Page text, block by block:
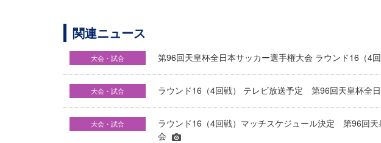
関連ニュース
大会・試合 第96回天皇杯全日本サッカー選手権大会 ラウンド16（4
大会・試合 ラウンド16（4回戦） テレビ放送予定 第96回天皇杯全
大会・試合
ラウンド16（4回戦）マッチスケジュール決定 第96回
会